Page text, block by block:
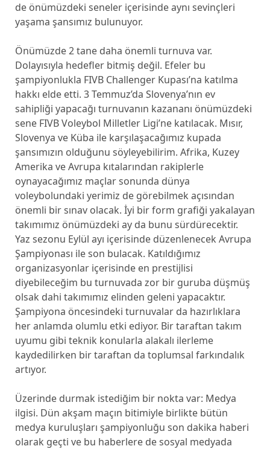
de önümüzdeki seneler içerisinde aynı sevinçleri
yaşama şansımız bulunuyor.
Önümüzde 2 tane daha önemli turnuva var.
Dolayısıyla hedefler bitmiş değil. Efeler bu
şampiyonlukla FIVB Challenger Kupası’na katılma
hakkı elde etti. 3 Temmuz’da Slovenya’nın ev
sahipliği yapacağı turnuvanın kazananı önümüzdeki
sene FIVB Voleybol Milletler Ligi’ne katılacak. Mısır,
Slovenya ve Küba ile karşılaşacağımız kupada
şansımızın olduğunu söyleyebilirim. Afrika, Kuzey
Amerika ve Avrupa kıtalarından rakiplerle
oynayacağımız maçlar sonunda dünya
voleybolundaki yerimiz de görebilmek açısından
önemli bir sınav olacak. İyi bir form grafiği yakalayan
takımımız önümüzdeki ay da bunu sürdürecektir.
Yaz sezonu Eylül ayı içerisinde düzenlenecek Avrupa
Şampiyonası ile son bulacak. Katıldığımız
organizasyonlar içerisinde en prestijlisi
diyebileceğim bu turnuvada zor bir guruba düşmüş
olsak dahi takımımız elinden geleni yapacaktır.
Şampiyona öncesindeki turnuvalar da hazırlıklara
her anlamda olumlu etki ediyor. Bir taraftan takım
uyumu gibi teknik konularla alakalı ilerleme
kaydedilirken bir taraftan da toplumsal farkındalık
artıyor.
Üzerinde durmak istediğim bir nokta var: Medya
ilgisi. Dün akşam maçın bitimiyle birlikte bütün
medya kuruluşları şampiyonluğu son dakika haberi
olarak geçti ve bu haberlere de sosyal medyada